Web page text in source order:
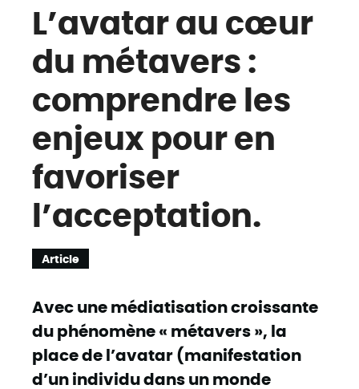
L’avatar au cœur
du métavers :
comprendre les
enjeux pour en
favoriser
l’acceptation.
Article
Avec une médiatisation croissante
du phénomène « métavers », la
place de l’avatar (manifestation
d’un individu dans un monde